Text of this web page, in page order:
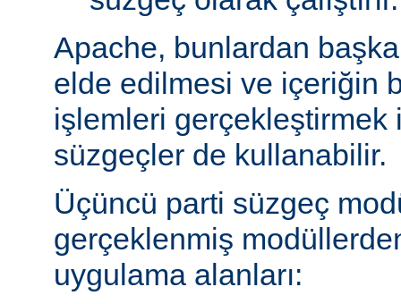
Apache, bunlardan
elde edilmesi ve içeriğin
işlemleri gerçekleştirmek
süzgeçler de kullanabilir.
Üçüncü parti süzgeç
gerçeklenmiş
uygulama alanları: